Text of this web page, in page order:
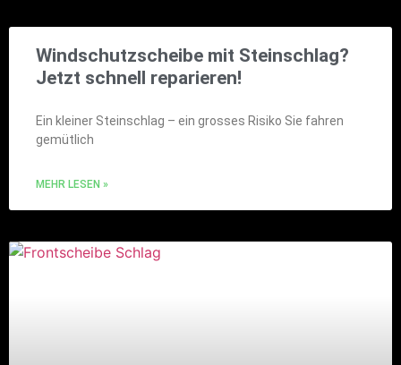
Windschutzscheibe mit Steinschlag?
Jetzt schnell reparieren!
Ein kleiner Steinschlag – ein grosses Risiko Sie fahren
gemütlich
MEHR LESEN »